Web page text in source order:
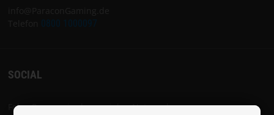
0800 1000097
SOCIAL
Folge Paracon in den sozialen Netzwerken: